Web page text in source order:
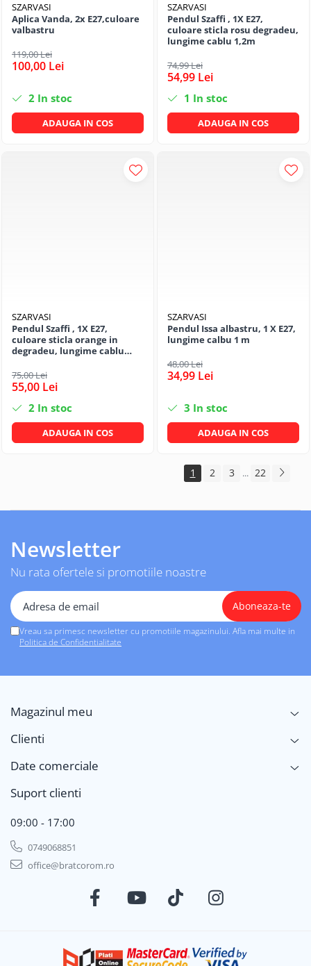
SZARVASI
Aplica Vanda, 2x E27,culoare
valbastru
119,00 Lei
100,00 Lei
2 In stoc
ADAUGA IN COS
SZARVASI
Pendul Szaffi , 1X E27,
culoare sticla rosu degradeu,
lungime cablu 1,2m
74,99 Lei
54,99 Lei
1 In stoc
ADAUGA IN COS
SZARVASI
Pendul Szaffi , 1X E27,
culoare sticla orange in
degradeu, lungime cablu
75,00 Lei
55,00 Lei
2 In stoc
ADAUGA IN COS
SZARVASI
Pendul Issa albastru, 1 X E27,
lungime calbu 1 m
48,00 Lei
34,99 Lei
3 In stoc
ADAUGA IN COS
1 2 3 ... 22
Newsletter
Nu rata ofertele si promotiile noastre
Vreau sa primesc newsletter cu promotiile magazinului. Afla mai multe in
Politica de Confidentialitate
Magazinul meu
Clienti
Date comerciale
Suport clienti
09:00 - 17:00
0749068851
office@bratcorom.ro